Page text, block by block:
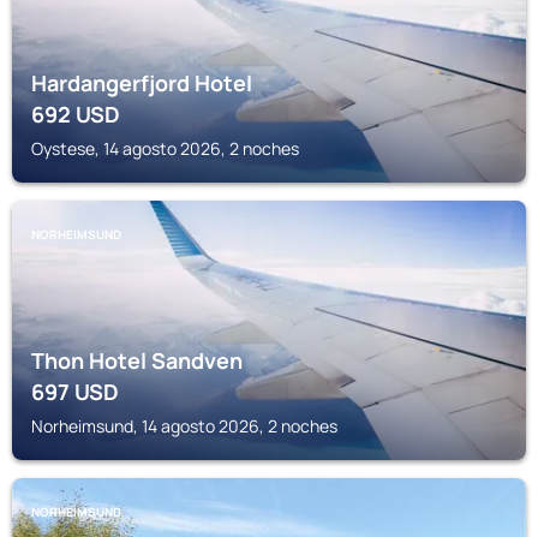
Hardangerfjord Hotel
692USD
Oystese, 14 agosto 2026, 2 noches
NORHEIMSUND
Thon Hotel Sandven
697USD
Norheimsund, 14 agosto 2026, 2 noches
NORHEIMSUND